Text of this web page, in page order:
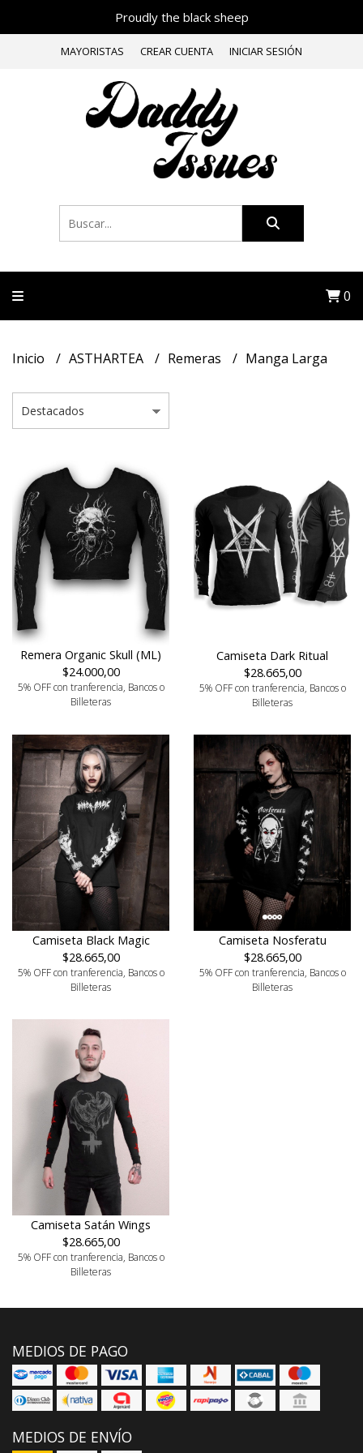
Proudly the black sheep
MAYORISTAS CREAR CUENTA INICIAR SESIÓN
0
Inicio ASTHARTEA Remeras Manga Larga
Remera Organic Skull (ML)
$24.000,00
5% OFF con tranferencia, Bancos o
Billeteras
Camiseta Dark Ritual
$28.665,00
5% OFF con tranferencia, Bancos o
Billeteras
Camiseta Black Magic
$28.665,00
5% OFF con tranferencia, Bancos o
Billeteras
Camiseta Nosferatu
$28.665,00
5% OFF con tranferencia, Bancos o
Billeteras
Camiseta Satán Wings
$28.665,00
5% OFF con tranferencia, Bancos o
Billeteras
MEDIOS DE PAGO
MEDIOS DE ENVÍO